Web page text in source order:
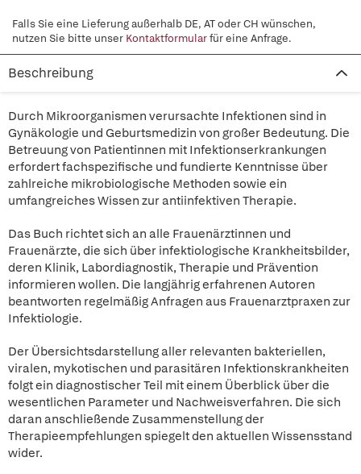
Falls Sie eine Lieferung außerhalb DE, AT oder CH wünschen,
nutzen Sie bitte unser Kontaktformularfür eine Anfrage.
Beschreibung
Durch Mikroorganismen verursachte Infektionen sind in
Gynäkologie und Geburtsmedizin von großer Bedeutung. Die
Betreuung von Patientinnen mit Infektionserkrankungen
erfordert fachspezifische und fundierte Kenntnisse über
zahlreiche mikrobiologische Methoden sowie ein
umfangreiches Wissen zur antiinfektiven Therapie.
Das Buch richtet sich an alle Frauenärztinnen und
Frauenärzte, die sich über infektiologische Krankheitsbilder,
deren Klinik, Labordiagnostik, Therapie und Prävention
informieren wollen. Die langjährig erfahrenen Autoren
beantworten regelmäßig Anfragen aus Frauenarztpraxen zur
Infektiologie.
Der Übersichtsdarstellung aller relevanten bakteriellen,
viralen, mykotischen und parasitären Infektionskrankheiten
folgt ein diagnostischer Teil mit einem Überblick über die
wesentlichen Parameter und Nachweisverfahren. Die sich
daran anschließende Zusammenstellung der
Therapieempfehlungen spiegelt den aktuellen Wissensstand
wider.